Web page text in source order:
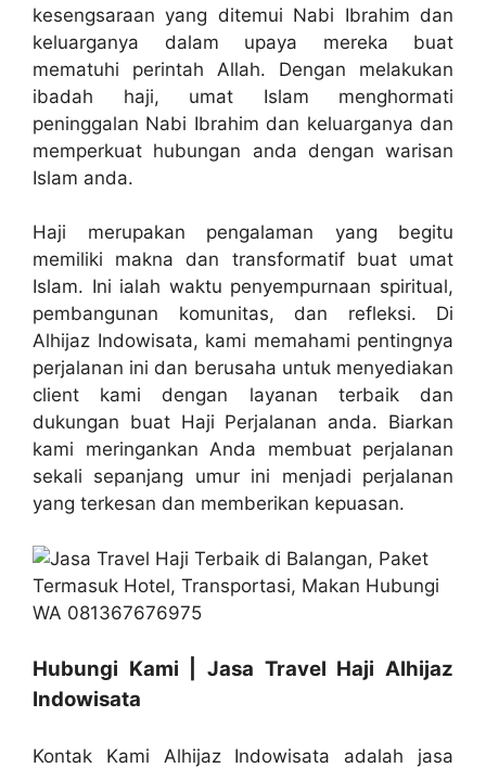
kesengsaraan yang ditemui Nabi Ibrahim dan
keluarganya dalam upaya mereka buat
mematuhi perintah Allah. Dengan melakukan
ibadah haji, umat Islam menghormati
peninggalan Nabi Ibrahim dan keluarganya dan
memperkuat hubungan anda dengan warisan
Islam anda.
Haji merupakan pengalaman yang begitu
memiliki makna dan transformatif buat umat
Islam. Ini ialah waktu penyempurnaan spiritual,
pembangunan komunitas, dan refleksi. Di
Alhijaz Indowisata, kami memahami pentingnya
perjalanan ini dan berusaha untuk menyediakan
client kami dengan layanan terbaik dan
dukungan buat Haji Perjalanan anda. Biarkan
kami meringankan Anda membuat perjalanan
sekali sepanjang umur ini menjadi perjalanan
yang terkesan dan memberikan kepuasan.
Hubungi Kami | Jasa Travel Haji Alhijaz
Indowisata
Kontak Kami Alhijaz Indowisata adalah jasa